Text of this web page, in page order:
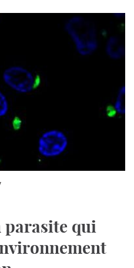
parasite qui